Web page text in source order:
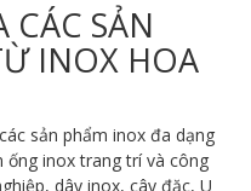
CÁC SẢN
INOX HOA
sản phẩm inox đa dạng
inox trang trí và công
dây inox, cây đặc, U